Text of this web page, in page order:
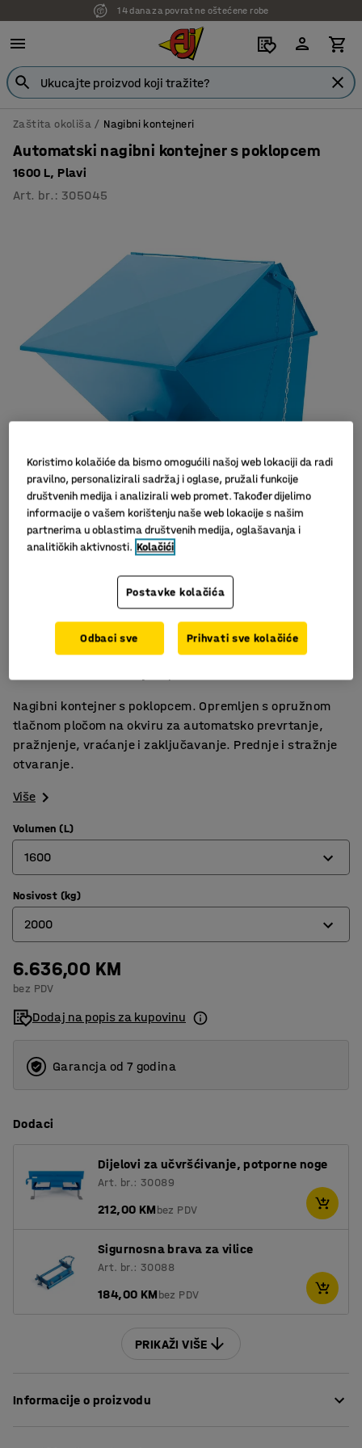
Zaštita okoliša Nagibni kontejneri
Automatski nagibni kontejner s poklopcem
1600 L, Plavi
Art. br. : 305045
Slični proizvodi
Automatsko pražnjenje
Poklopac sa prednje i stražnje strane
Nagibni kontejner s poklopcem. Opremljen s opružnom
tlačnom pločom na okviru za automatsko prevrtanje,
pražnjenje, vraćanje i zaključavanje. Prednje i stražnje
otvaranje.
Više
Volumen (L)
1600
150
300
600
900
1100
1600
Nosivost (kg)
2000
150
300
600
900
2000
6.636,00 KM
bez PDV
Dodaj na popis za kupovinu
Garancja od 7 godina
Dodaci
Dijelovi za učvršćivanje, potporne noge
Art. br.: 30089
212,00 KMbez PDV
Sigurnosna brava za vilice
Art. br.: 30088
184,00 KMbez PDV
PRIKAŽI VIŠE
Informacije o proizvodu
Koristimo kolačiće da bismo omogućili našoj web lokaciji da radi
pravilno, personalizirali sadržaj i oglase, pružali funkcije
društvenih medija i analizirali web promet. Također dijelimo
informacije o vašem korištenju naše web lokacije s našim
partnerima u oblastima društvenih medija, oglašavanja i
analitičkih aktivnosti. Kolačići
Postavke kolačića
Odbaci sve Prihvati sve kolačiće